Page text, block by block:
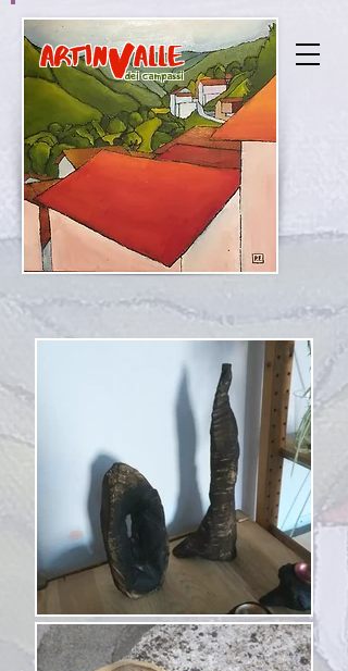
ARTIN ALLE
dei campassi
V